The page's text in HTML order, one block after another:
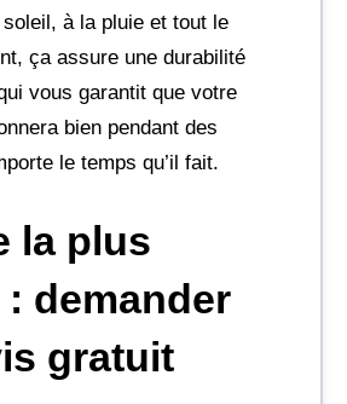
à la pluie et tout le
ça assure une durabilité
vous garantit que votre
bien pendant des
le temps qu’il fait.
la plus
demander
gratuit